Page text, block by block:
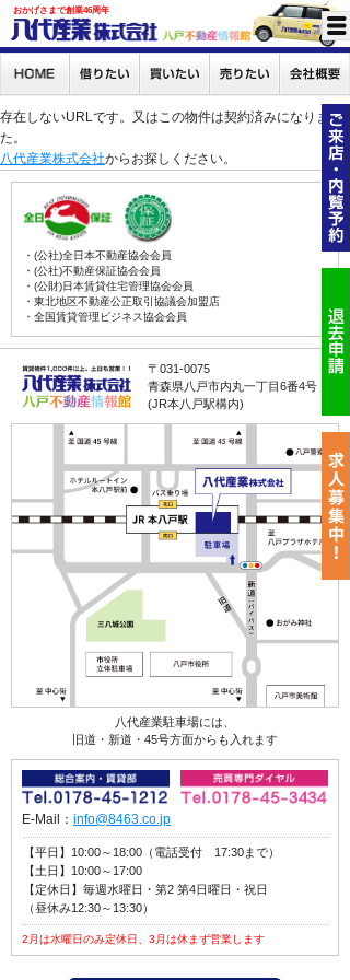
おかげさまで創業46周年
存在しないURLです。又はこの物件は契約済みになりまし
た。
八代産業株式会社からお探しください。
・(公社)全日本不動産協会会員
・(公社)不動産保証協会会員
・(公財)日本賃貸住宅管理協会会員
・東北地区不動産公正取引協議会加盟店
・全国賃貸管理ビジネス協会会員
〒031-0075
青森県八戸市内丸一丁目6番4号
(JR本八戸駅構内)
八代産業駐車場には、
旧道・新道・45号方面からも入れます
E-Mail： info@8463.co.jp
【平日】10:00～18:00（電話受付 17:30まで）
【土日】10:00～17:00
【定休日】毎週水曜日・第2 第4日曜日・祝日
（昼休み12:30～13:30）
2月は水曜日のみ定休日、3月は休まず営業します